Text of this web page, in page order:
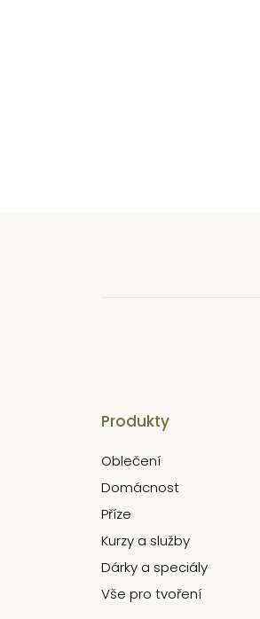
Produkty
Oblečení
Domácnost
Příze
Kurzy a služby
Dárky a speciály
Vše pro tvoření